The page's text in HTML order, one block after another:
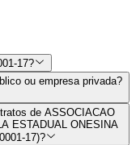
17?
ou empresa privada?
de ASSOCIACAO
ESTADUAL ONESINA
17)?